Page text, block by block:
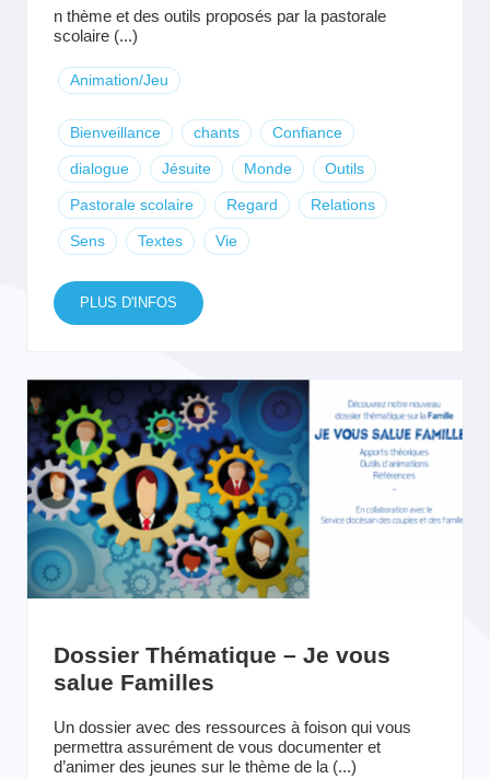
n thème et des outils proposés par la pastorale
scolaire (...)
Animation/Jeu
Bienveillance chants Confiance
dialogue Jésuite Monde Outils
Pastorale scolaire Regard Relations
Sens Textes Vie
PLUS D'INFOS
Dossier Thématique – Je vous
salue Familles
Un dossier avec des ressources à foison qui vous
permettra assurément de vous documenter et
d’animer des jeunes sur le thème de la (...)